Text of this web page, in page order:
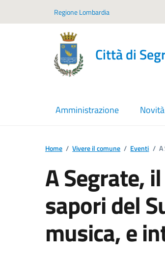
Regione Lombardia
Città di
Amministrazione Novità
Home / Vivere il comune / Eventi /
A Segrate,
sapori del
musica, e